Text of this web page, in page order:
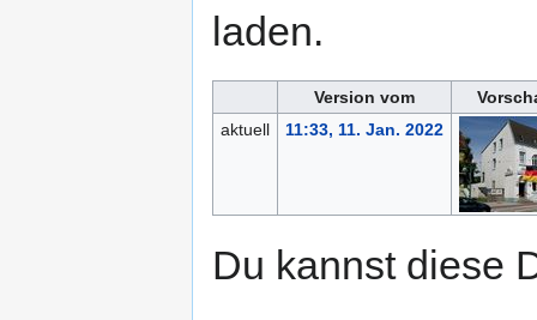
laden.
Version vom
aktuell
11:33, 11. Jan. 2022
Du kannst diese